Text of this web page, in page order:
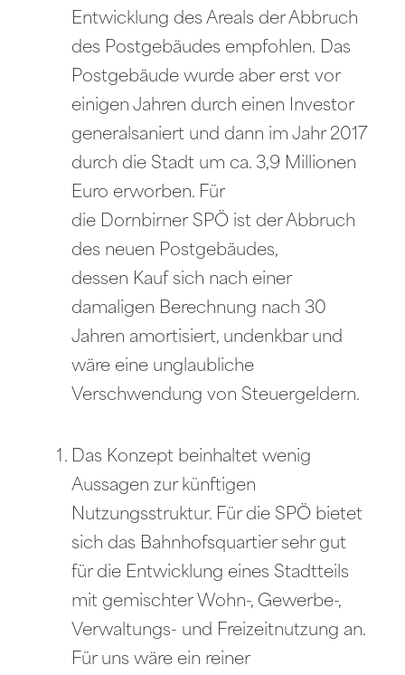
Entwicklung des Areals der Abbruch
des Postgebäudes empfohlen. Das
Postgebäude wurde aber erst vor
einigen Jahren durch einen Investor
generalsaniert und dann im Jahr 2017
durch die Stadt um ca. 3,9 Millionen
Euro erworben. Für
die Dornbirner SPÖ ist der Abbruch
des neuen Postgebäudes,
dessen Kauf sich nach einer
damaligen Berechnung nach 30
Jahren amortisiert, undenkbar und
wäre eine unglaubliche
Verschwendung von Steuergeldern.
Das Konzept beinhaltet wenig
Aussagen zur künftigen
Nutzungsstruktur. Für die SPÖ bietet
sich das Bahnhofsquartier sehr gut
für die Entwicklung eines Stadtteils
mit gemischter Wohn-, Gewerbe-,
Verwaltungs- und Freizeitnutzung an.
Für uns wäre ein reiner